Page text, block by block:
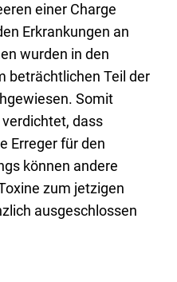
einer Charge
Erkrankungen an
wurden in den
beträchtlichen Teil der
Somit
dass
Erreger für den
können andere
zum jetzigen
ausgeschlossen